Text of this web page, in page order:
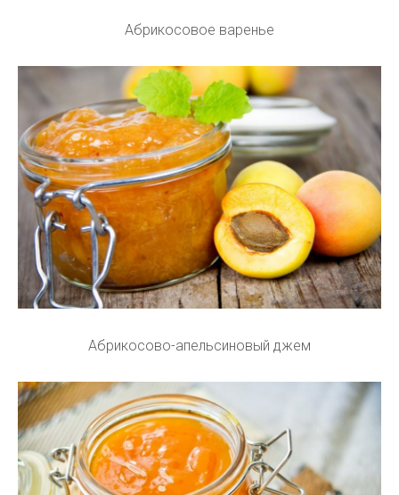
Абрикосовое варенье
Абрикосово-апельсиновый джем